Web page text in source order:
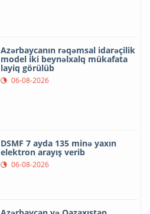
Azərbaycanın rəqəmsal idarəçilik
model iki beynəlxalq mükafata
layiq görülüb
06-08-2026
DSMF 7 ayda 135 minə yaxın
elektron arayış verib
06-08-2026